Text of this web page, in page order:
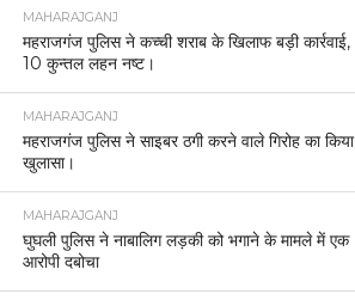
MAHARAJGANJ
महराजगंज पुलिस ने कच्ची शराब के खिलाफ बड़ी कार्रवाई,
10 कुन्तल लहन नष्ट।
MAHARAJGANJ
महराजगंज पुलिस ने साइबर ठगी करने वाले गिरोह का किया
खुलासा।
MAHARAJGANJ
घुघली पुलिस ने नाबालिग लड़की को भगाने के मामले में एक
आरोपी दबोचा